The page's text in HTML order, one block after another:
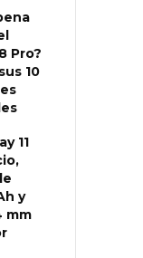
Pro?
10
11
y
mm